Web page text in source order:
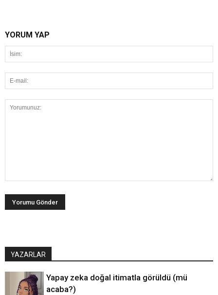
YORUM YAP
YAZARLAR
Yapay zeka doğal itimatla görüldü (mü
acaba?)